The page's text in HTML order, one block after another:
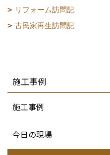
リフォーム訪問記
古民家再生訪問記
施工事例
施工事例
今日の現場